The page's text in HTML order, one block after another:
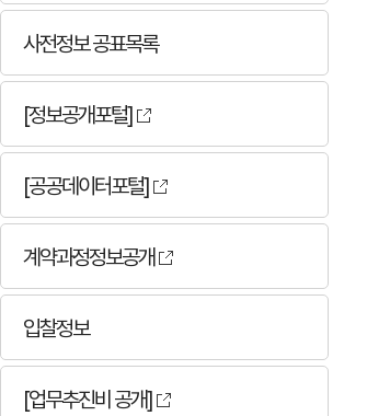
사전정보 공표목록
[정보공개포털]
[공공데이터포털]
계약과정정보공개
입찰정보
[업무추진비 공개]